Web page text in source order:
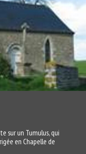
sur un Tumulus, qui
en Chapelle de